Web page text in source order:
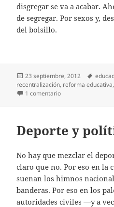
disgregar se va a acabar.
de segregar. Por sexos y,
del bolsillo.
Publicado
el
23 septiembre, 2012
recentralización, reforma educativa
1 comentarioen La séptima de
Deporte y
No hay que mezclar el
claro que no. Por eso en la
suenan los himnos
banderas. Por eso en los
autoridades civiles —y a